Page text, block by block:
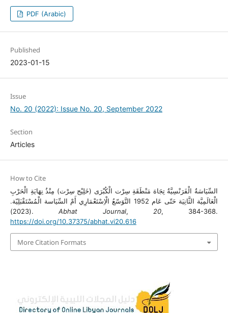
PDF (Arabic)
Published
2023-01-15
Issue
No. 20 (2022): Issue No. 20, September 2022
Section
Articles
How to Cite
السِّيَاسَةُ الْفَرَنْسِيَّةُ تِجَاهَ مَنْطَقَةِ سِرْت الْكُبْرَى (خَلِيْج سِرْت) مِنْذُ نِهَايَةِ الْحَرْبِ
الْعَالَمِيَّة الثَّانِيَة حَتّى عَام 1952 التَّوَسّعُ الْاِسْتَعْمَارِي أَمْ السِّيَاسة الْمُسْتَقْبَلِيّة.
(2023).Abhat Journal, 20, 384-368.
https://doi.org/10.37375/abhat.vi20.616
More Citation Formats